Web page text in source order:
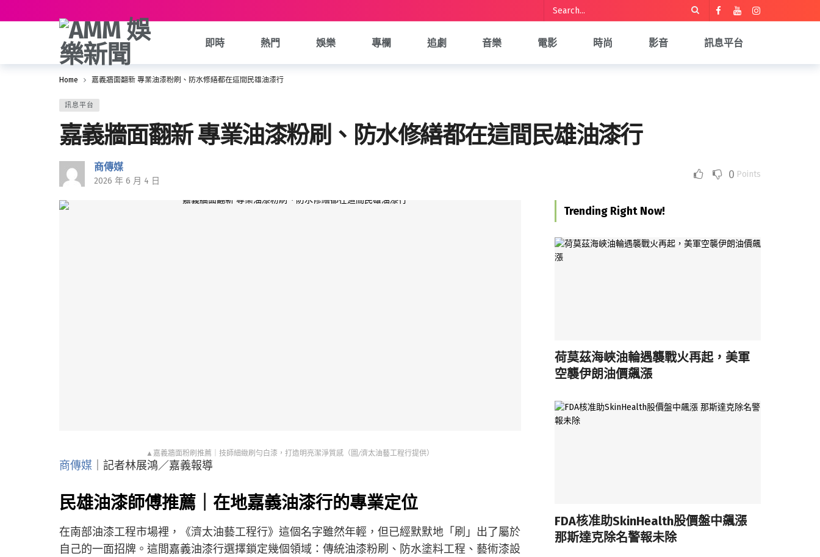
即時 熱門 娛樂 專欄 追劇 音樂 電影 時尚 影音 訊息平台
Home 嘉義牆面翻新 專業油漆粉刷、防水修繕都在這間民雄油漆行
訊息平台
嘉義牆面翻新 專業油漆粉刷、防水修繕都在這間民雄油漆行
商傳媒
2026 年 6 月 4 日 0 Points
▲嘉義牆面粉刷推薦｜技師細緻刷勻白漆，打造明亮潔淨質感（圖/濟太油藝工程行提供）
商傳媒 ｜記者林展鴻／嘉義報導
民雄油漆師傅推薦｜在地嘉義油漆行的專業定位
在南部油漆工程市場裡，《濟太油藝工程行》這個名字雖然年輕，但已經默默地「刷」出了屬於
自己的一面招牌。這間嘉義油漆行選擇鎖定幾個領域：傳統油漆粉刷、防水塗料工程、藝術漆設
Trending Right Now!
荷莫茲海峽油輪遇襲戰火再起，美軍
空襲伊朗油價飆漲
FDA核准助SkinHealth股價盤中飆漲
那斯達克除名警報未除